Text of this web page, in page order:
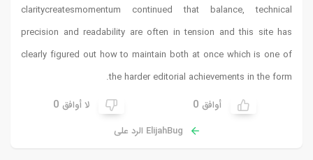
claritycreatesmomentum continued that balance, technical
precision and readability are often in tension and this site has
clearly figured out how to maintain both at once which is one of
the harder editorial achievements in the form.
أوافق 0 لا أوافق 0
ElijahBug الرد على